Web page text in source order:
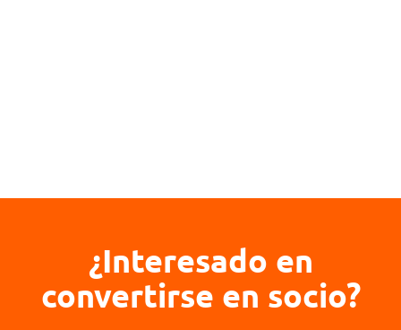
¿Interesado en
convertirse en socio?